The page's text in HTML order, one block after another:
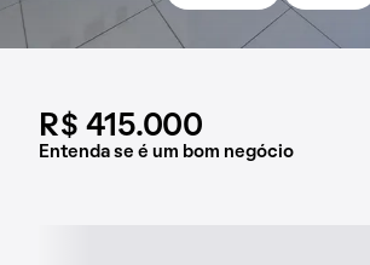
R$ 415.000
Entenda se é um bom negócio